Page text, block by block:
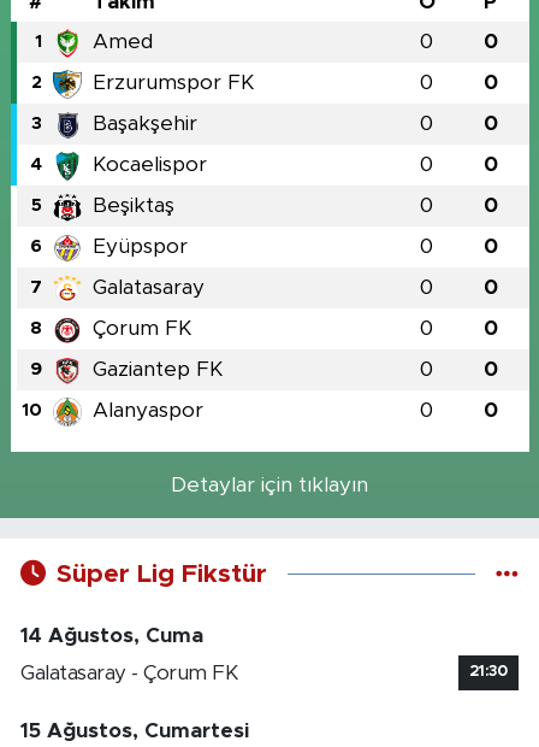
1 Amed 0 0
2 Erzurumspor FK 0 0
3 Başakşehir 0 0
4 Kocaelispor 0 0
5 Beşiktaş 0 0
6 Eyüpspor 0 0
7 Galatasaray 0 0
8 Çorum FK 0 0
9 Gaziantep FK 0 0
10 Alanyaspor 0 0
Detaylar için tıklayın
Süper Lig Fikstür
14 Ağustos, Cuma
Galatasaray - Çorum FK
21:30
15 Ağustos, Cumartesi